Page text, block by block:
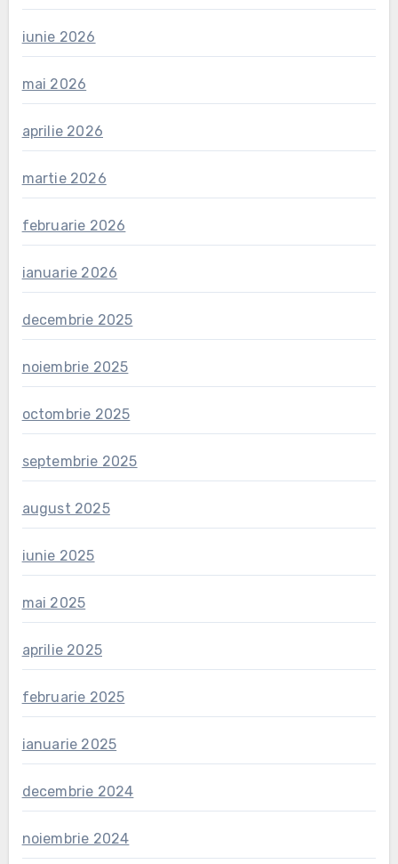
iunie 2026
mai 2026
aprilie 2026
martie 2026
februarie 2026
ianuarie 2026
decembrie 2025
noiembrie 2025
octombrie 2025
septembrie 2025
august 2025
iunie 2025
mai 2025
aprilie 2025
februarie 2025
ianuarie 2025
decembrie 2024
noiembrie 2024